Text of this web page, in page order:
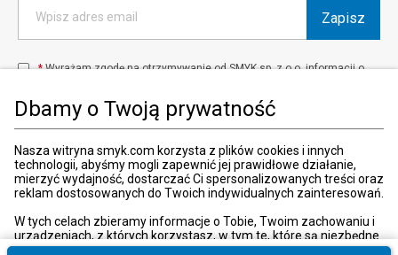
Dbamy o Twoją prywatność
Nasza witryna smyk.com korzysta z plików cookies i innych
technologii, abyśmy mogli zapewnić jej prawidłowe działanie,
mierzyć wydajność, dostarczać Ci spersonalizowanych treści oraz
reklam dostosowanych do Twoich indywidualnych zainteresowań.
W tych celach zbieramy informacje o Tobie, Twoim zachowaniu i
urządzeniach, z których korzystasz, w tym te, które są niezbędne
do prawidłowego funkcjonowania strony internetowej smyk.com.
Wpisz adres email Zapisz
*Wyrażam zgodę na otrzymywanie od SMYK sp. z o.o. informacji o
elektronicznej (e-mail).
W każdej chwili możesz z łatwością cofnąć wyrażone zgody.
Kraj i język: Polska (Poland)